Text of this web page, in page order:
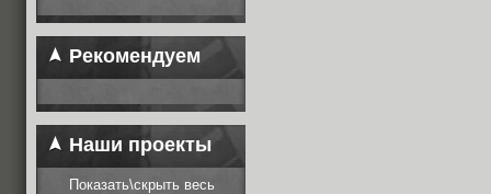
Рекомендуем
Наши проекты
Показать\скрыть весь